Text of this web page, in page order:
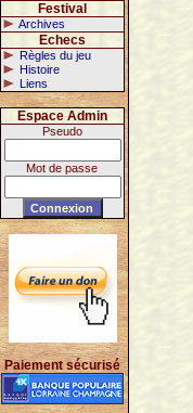
Festival
Archives
Echecs
Règles du jeu
Histoire
Liens
Espace Admin
Pseudo
Mot de passe
Paiement sécurisé